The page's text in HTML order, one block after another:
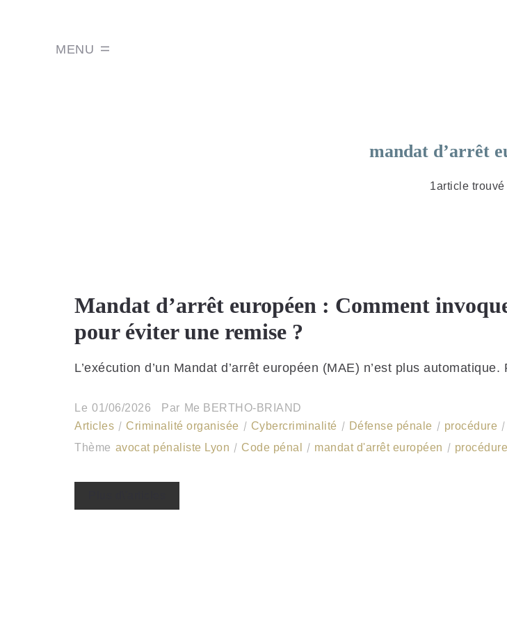
MENU
mandat d’arrêt
1article trouvé
Mandat d’arrêt européen : Comment
pour éviter une remise ?
L’exécution d’un Mandat d’arrêt européen (MAE) n’est plus
Le 01/06/2026 Par Me BERTHO-BRIAND
Articles
Criminalité organisée Cybercriminalité Défense pénale procédure
Thème avocat pénaliste Lyon Code pénal mandat d'arrêt européen